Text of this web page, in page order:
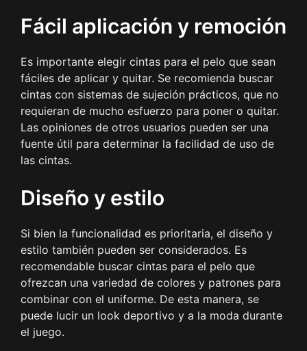
Fácil aplicación y remoción
Es importante elegir cintas para el pelo que sean
fáciles de aplicar y quitar. Se recomienda buscar
cintas con sistemas de sujeción prácticos, que no
requieran de mucho esfuerzo para poner o quitar.
Las opiniones de otros usuarios pueden ser una
fuente útil para determinar la facilidad de uso de
las cintas.
Diseño y estilo
Si bien la funcionalidad es prioritaria, el diseño y
estilo también pueden ser considerados. Es
recomendable buscar cintas para el pelo que
ofrezcan una variedad de colores y patrones para
combinar con el uniforme. De esta manera, se
puede lucir un look deportivo y a la moda durante
el juego.